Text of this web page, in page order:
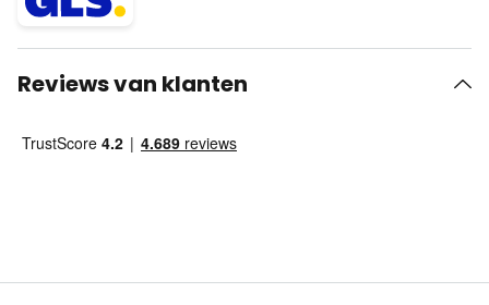
Reviews van klanten